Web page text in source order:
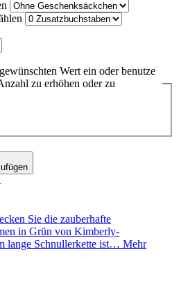
Wert ein oder benutze
zu erhöhen oder zu
Sie die zauberhafte
in Grün von Kimberly-
lange Schnullerkette ist… Mehr